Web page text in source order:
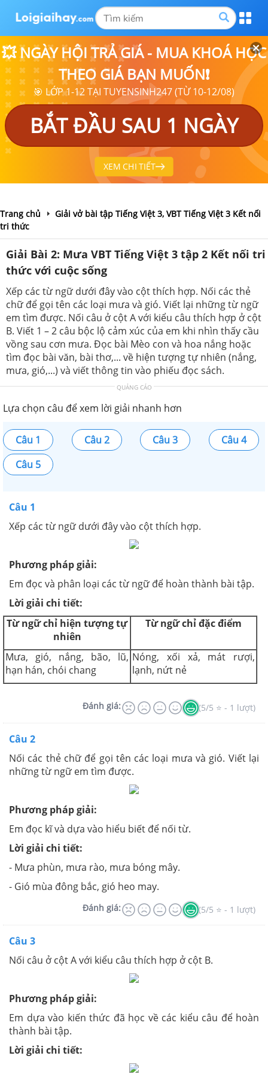
💥 NGÀY HỘI TRẢ GIÁ - MUA KHOÁ HỌC
THEO GIÁ BẠN MUỐN❗
🎯 LỚP 1-12 TẠI TUYENSINH247 (TỪ 10-12/08)
BẮT ĐẦU SAU 1 NGÀY
XEM CHI TIẾT
Trang chủ
Giải vở bài tập Tiếng Việt 3, VBT Tiếng Việt 3 Kết nối
tri thức
Giải Bài 2: Mưa VBT Tiếng Việt 3 tập 2 Kết nối tri
thức với cuộc sống
Xếp các từ ngữ dưới đây vào cột thích hợp. Nối các thẻ
chữ để gọi tên các loại mưa và gió. Viết lại những từ ngữ
em tìm được. Nối câu ở cột A với kiểu câu thích hợp ở cột
B. Viết 1 – 2 câu bộc lộ cảm xúc của em khi nhìn thấy cầu
vồng sau cơn mưa. Đọc bài Mèo con và hoa nắng hoặc
tìm đọc bài văn, bài thơ,... về hiện tượng tự nhiên (nắng,
mưa, gió,...) và viết thông tin vào phiếu đọc sách.
QUẢNG CÁO
Lựa chọn câu để xem lời giải nhanh hơn
Câu 1 Câu 2 Câu 3
Câu 4
Câu 5
Câu 1
Xếp các từ ngữ dưới đây vào cột thích hợp.
Phương pháp giải:
Em đọc và phân loại các từ ngữ để hoàn thành bài tập.
Lời giải chi tiết:
Từ ngữ chỉ hiện tượng tự
nhiên
Từ ngữ chỉ đặc điểm
Mưa, gió, nắng, bão, lũ,
hạn hán, chói chang
Nóng, xối xả, mát rượi,
lạnh, nứt nẻ
Đánh giá: (5/5 ⭐ - 1 lượt)
Câu 2
Nối các thẻ chữ để gọi tên các loại mưa và gió. Viết lại
những từ ngữ em tìm được.
Phương pháp giải:
Em đọc kĩ và dựa vào hiểu biết để nối từ.
Lời giải chi tiết:
- Mưa phùn, mưa rào, mưa bóng mây.
- Gió mùa đông bắc, gió heo may.
Đánh giá: (5/5 ⭐ - 1 lượt)
Câu 3
Nối câu ở cột A với kiểu câu thích hợp ở cột B.
Phương pháp giải:
Em dựa vào kiến thức đã học về các kiểu câu để hoàn
thành bài tập.
Lời giải chi tiết: